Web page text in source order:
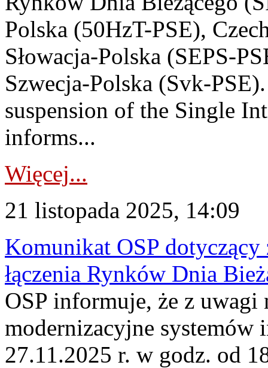
Polska (50HzT-PSE),
Słowacja-Polska (SEPS-
Szwecja-Polska (Svk-
suspension of the Single
informs...
Więcej...
21 listopada 2025, 14:09
Komunikat OSP dotyczący
łączenia Rynków Dnia
OSP informuje, że z uwagi
modernizacyjne systemów
27.11.2025 r. w godz. od